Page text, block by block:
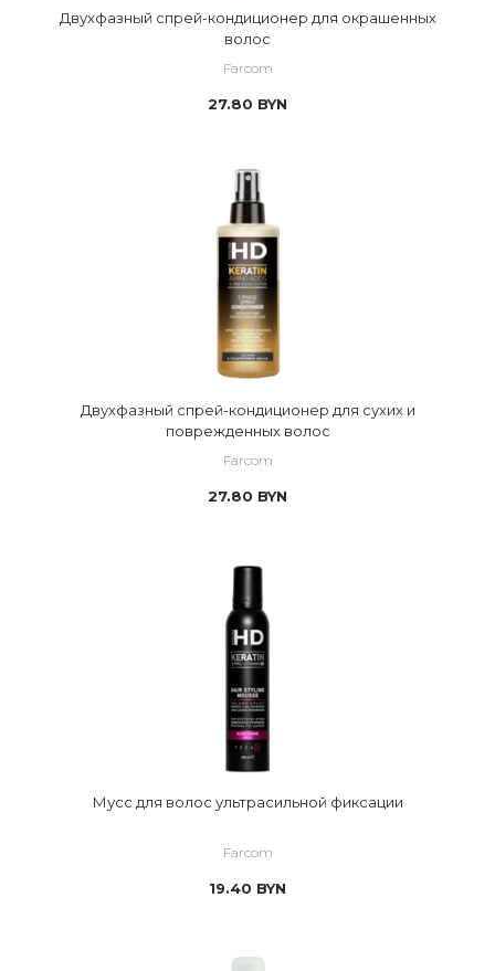
Двухфазный спрей-кондиционер для окрашенных
волос
Farcom
27.80 BYN
Двухфазный спрей-кондиционер для сухих и
поврежденных волос
Farcom
27.80 BYN
Мусс для волос ультрасильной фиксации
Farcom
19.40 BYN